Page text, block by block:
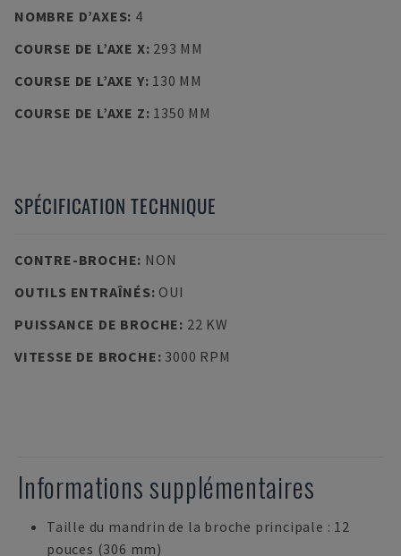
NOMBRE D’AXES: 4
COURSE DE L’AXE X: 293 MM
COURSE DE L’AXE Y: 130 MM
COURSE DE L’AXE Z: 1350 MM
SPÉCIFICATION TECHNIQUE
CONTRE-BROCHE: NON
OUTILS ENTRAÎNÉS: OUI
PUISSANCE DE BROCHE: 22 KW
VITESSE DE BROCHE: 3000 RPM
Informations supplémentaires
Taille du mandrin de la broche principale : 12
pouces (306 mm)